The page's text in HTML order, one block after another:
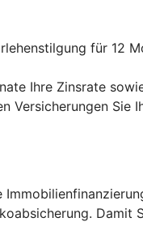
für 12
Ihre Zinsrate
Sie
Damit